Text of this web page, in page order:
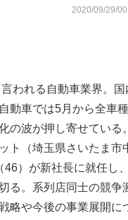
2020/09/29/
われる自動車業界。国
動車では5月から全車
の波が押し寄せている
ト（埼玉県さいたま市
46）が新社長に就任し
る。系列店同士の競争
略や今後の事業展開に